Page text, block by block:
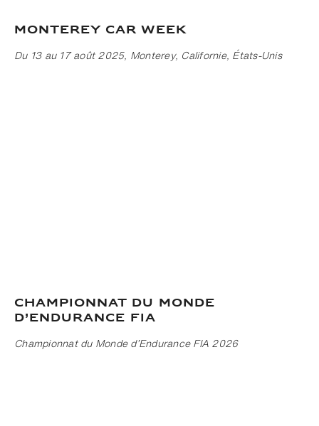
Monterey Car Week
Du 13 au 17 août 2025, Monterey, Californie, États-Unis
Championnat du Monde
d’Endurance FIA
Championnat du Monde d’Endurance FIA 2026